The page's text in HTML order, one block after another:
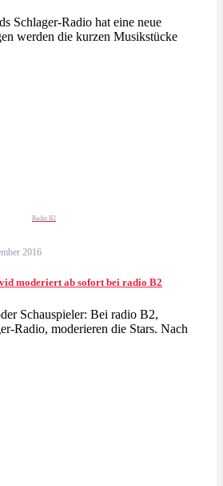
Schlager-Radio hat eine neue
werden die kurzen Musikstücke
Radio B2
2016
moderiert ab sofort bei radio B2
Schauspieler: Bei radio B2,
Radio, moderieren die Stars. Nach